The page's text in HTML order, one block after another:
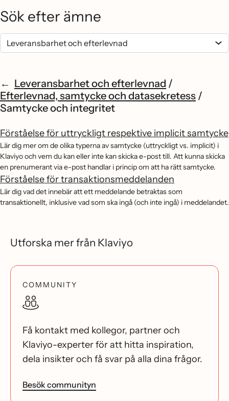
Sök efter ämne
Leveransbarhet och efterlevnad /
Efterlevnad, samtycke och datasekretess /
Samtycke och integritet
Förståelse för uttryckligt respektive implicit samtycke
Lär dig mer om de olika typerna av samtycke (uttryckligt vs. implicit) i
Klaviyo och vem du kan eller inte kan skicka e-post till. Att kunna skicka
en prenumerant via e-post handlar i princip om att ha rätt samtycke.
Förståelse för transaktionsmeddelanden
Lär dig vad det innebär att ett meddelande betraktas som
transaktionellt, inklusive vad som ska ingå (och inte ingå) i meddelandet.
Utforska mer från Klaviyo
COMMUNITY
Få kontakt med kollegor, partner och
Klaviyo-experter för att hitta inspiration,
dela insikter och få svar på alla dina frågor.
Besök communityn